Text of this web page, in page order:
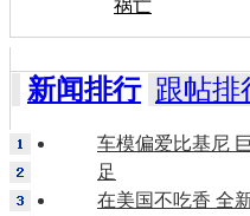
祸亡
新闻排行 跟帖排
车模偏爱比基尼
足
在美国不吃香 全